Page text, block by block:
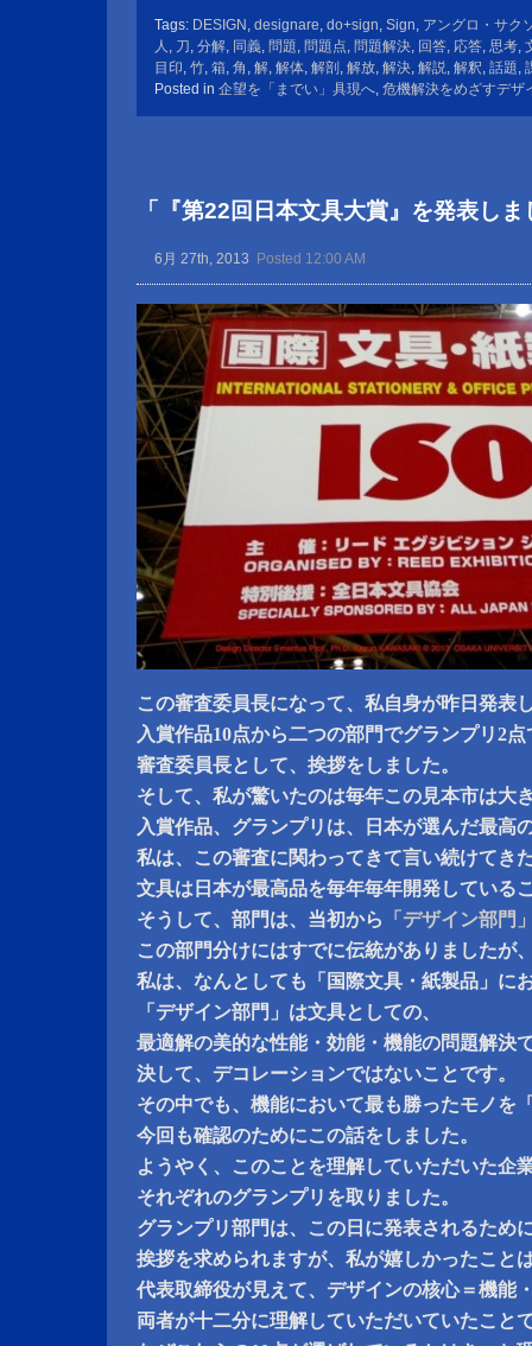
Tags: DESIGN , designare, do+sign, Sign, アングロ・サク
人 , 刀, 分解, 同義, 問題, 問題点, 問題解決, 回答, 応答, 思考,
目印, 竹, 箱, 角 , 解, 解体, 解剖 , 解放, 解決, 解説, 解釈, 話題,
Posted in 企望を「までい」具現へ, 危機解決をめざすデザ
「『第22回日本文具大賞』を発表しま
6月 27th, 2013 Posted 12:00 AM
この審査委員長になって、私自身が昨日発表
入賞作品10点から二つの部門でグランプリ2点
審査委員長として、挨拶をしました。
そして、私が驚いたのは毎年この見本市は大
入賞作品、グランプリは、日本が選んだ最高
私は、この審査に関わってきて言い続けてき
文具は日本が最高品を毎年毎年開発している
そうして、部門は、当初から
「デザイン部門
この部門分けにはすでに伝統がありましたが
私は、なんとしても「国際文具・紙製品」に
「デザイン部門」は文具としての、
最適解の美的な性能・効能・機能の問題解決
決して、デコレーションではないことです。
その中でも、機能において最も勝ったモノを
今回も確認のためにこの話をしました。
ようやく、このことを理解していただいた企
それぞれのグランプリを取りました。
グランプリ部門は、この日に発表されるため
挨拶を求められますが、私が嬉しかったこと
代表取締役が見えて、デザインの核心＝機能
両者が十二分に理解していただいていたこと